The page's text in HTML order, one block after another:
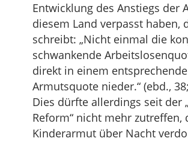
Entwicklung des Anstiegs der
diesem Land verpasst haben,
schreibt: „Nicht einmal die
schwankende
direkt in einem
Armutsquote nieder.“ (ebd.,
Dies dürfte allerdings seit der
Reform“ nicht mehr zutreffen,
Kinderarmut über Nacht